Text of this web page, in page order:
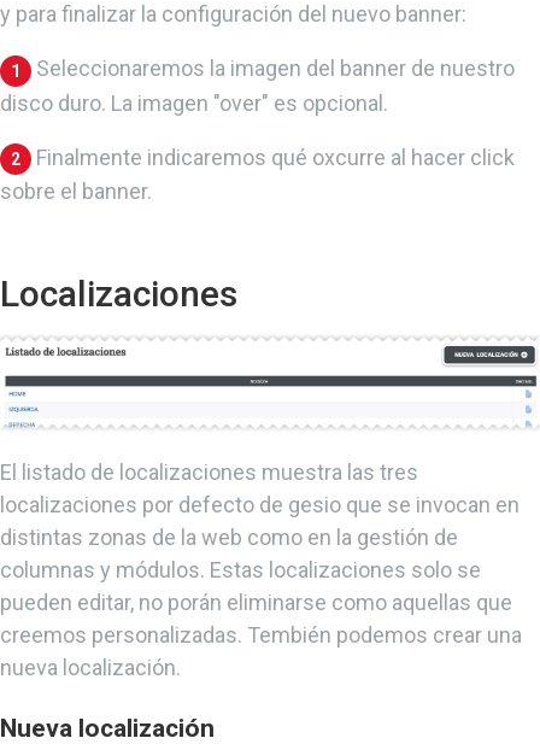
y para finalizar la configuración del nuevo banner:
1
Seleccionaremos la imagen del banner de nuestro
disco duro. La imagen "over" es opcional.
2
Finalmente indicaremos qué oxcurre al hacer click
sobre el banner.
Localizaciones
El listado de localizaciones muestra las tres
localizaciones por defecto de gesio que se invocan en
distintas zonas de la web como en la gestión de
columnas y módulos. Estas localizaciones solo se
pueden editar, no porán eliminarse como aquellas que
creemos personalizadas. Tembién podemos crear una
nueva localización.
Nueva localización